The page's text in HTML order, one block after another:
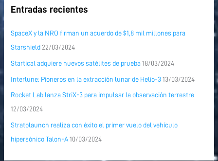
Entradas recientes
SpaceX y la NRO firman un acuerdo de $1,8 mil millones para
Starshield 22/03/2024
Startical adquiere nuevos satélites de prueba 18/03/2024
Interlune: Pioneros en la extracción lunar de Helio-3 13/03/2024
Rocket Lab lanza StriX-3 para impulsar la observación terrestre
12/03/2024
Stratolaunch realiza con éxito el primer vuelo del vehículo
hipersónico Talon-A 10/03/2024